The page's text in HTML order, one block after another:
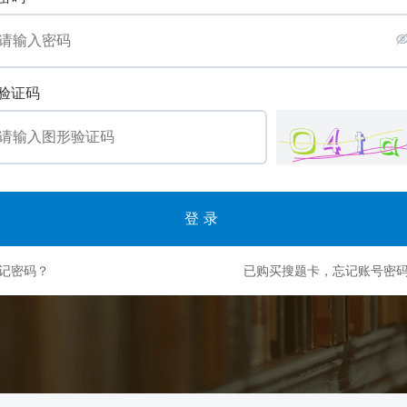
证码
登录
密码？ 已购买搜题卡，忘记账号密